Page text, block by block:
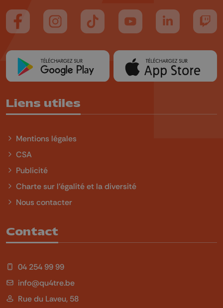
Suivez-nous sur FaceBook
Suivez-nous sur Instagram
Suivez-nous sur TikTok
Suivez-nous sur YouTube
Suivez-nous
Liens utiles
Mentions légales
CSA
Publicité
Charte sur l'égalité et la diversité
Nous contacter
Contact
04 254 99 99
info@qu4tre.be
Rue du Laveu, 58